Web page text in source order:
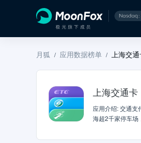
月狐 / 应用数据榜单 / 上海交
上海交通卡
应用介绍:交通支
海超2千家停车场
方位助力您便捷